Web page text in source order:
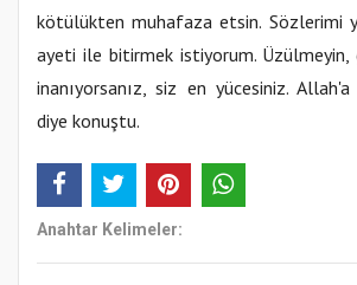
kötülükten muhafaza etsin. Sözlerimi
ayeti ile bitirmek istiyorum. Üzülmeyin,
inanıyorsanız, siz en yücesiniz.
diye konuştu.
Anahtar Kelimeler: